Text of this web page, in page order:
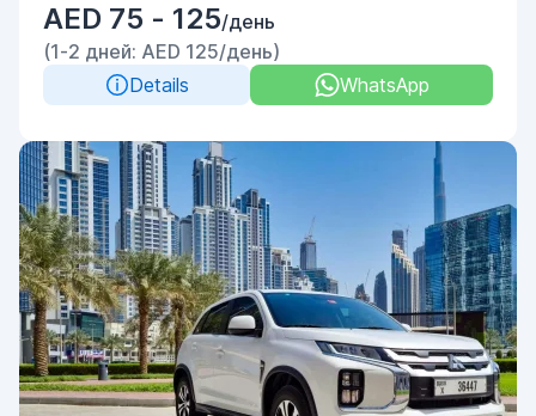
AED 75 - 125/день
(1-2 дней: AED 125/день)
Details
WhatsApp